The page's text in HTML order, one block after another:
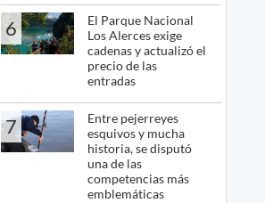
6
El Parque Nacional
Los Alerces exige
cadenas y actualizó el
precio de las
entradas
7
Entre pejerreyes
esquivos y mucha
historia, se disputó
una de las
competencias más
emblemáticas